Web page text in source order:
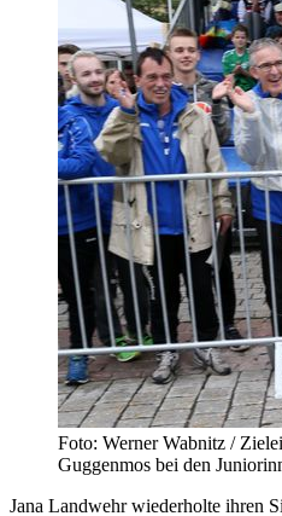
Foto: Werner Wabnitz /
Guggenmos bei den
Jana Landwehr wiederholte ihren